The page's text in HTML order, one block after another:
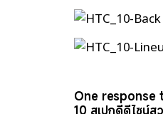
One response
10 สเปกดีดีไซน์